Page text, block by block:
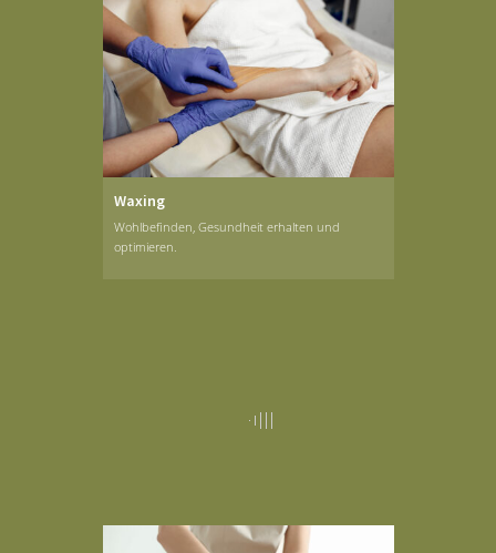
Waxing
Wohlbefinden, Gesundheit erhalten und
optimieren.